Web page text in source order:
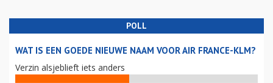
POLL
WAT IS EEN GOEDE NIEUWE NAAM VOOR AIR FRANCE-KLM?
Verzin alsjeblieft iets anders